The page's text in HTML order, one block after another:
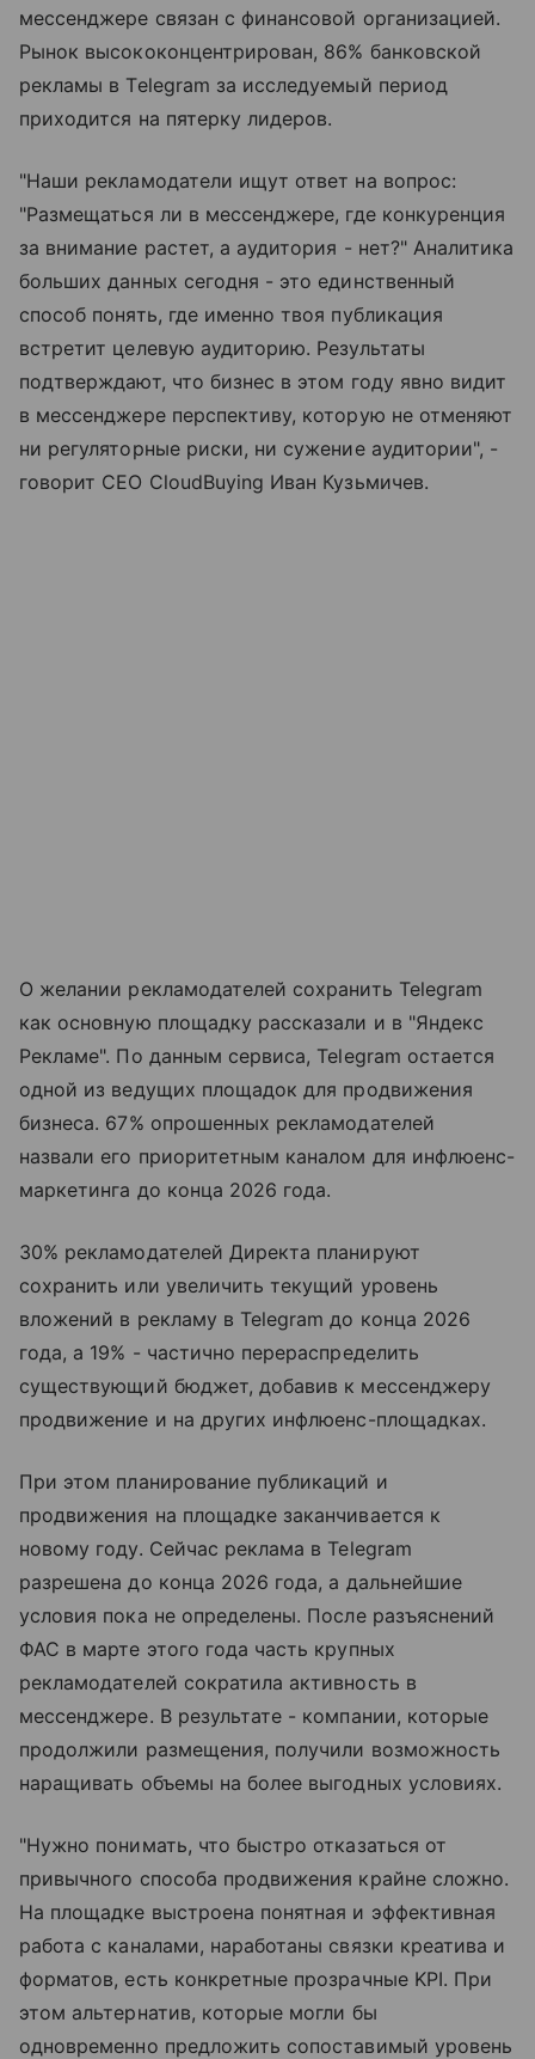
мессенджере связан с финансовой организацией.
Рынок высококонцентрирован, 86% банковской
рекламы в Telegram за исследуемый период
приходится на пятерку лидеров.
"Наши рекламодатели ищут ответ на вопрос:
"Размещаться ли в мессенджере, где конкуренция
за внимание растет, а аудитория - нет?" Аналитика
больших данных сегодня - это единственный
способ понять, где именно твоя публикация
встретит целевую аудиторию. Результаты
подтверждают, что бизнес в этом году явно видит
в мессенджере перспективу, которую не отменяют
ни регуляторные риски, ни сужение аудитории", -
говорит CEO CloudBuying Иван Кузьмичев.
О желании рекламодателей сохранить Telegram
как основную площадку рассказали и в "Яндекс
Рекламе". По данным сервиса, Telegram остается
одной из ведущих площадок для продвижения
бизнеса. 67% опрошенных рекламодателей
назвали его приоритетным каналом для инфлюенс-
маркетинга до конца 2026 года.
30% рекламодателей Директа планируют
сохранить или увеличить текущий уровень
вложений в рекламу в Telegram до конца 2026
года, а 19% - частично перераспределить
существующий бюджет, добавив к мессенджеру
продвижение и на других инфлюенс-площадках.
При этом планирование публикаций и
продвижения на площадке заканчивается к
новому году. Сейчас реклама в Telegram
разрешена до конца 2026 года, а дальнейшие
условия пока не определены. После разъяснений
ФАС в марте этого года часть крупных
рекламодателей сократила активность в
мессенджере. В результате - компании, которые
продолжили размещения, получили возможность
наращивать объемы на более выгодных условиях.
"Нужно понимать, что быстро отказаться от
привычного способа продвижения крайне сложно.
На площадке выстроена понятная и эффективная
работа с каналами, наработаны связки креатива и
форматов, есть конкретные прозрачные KPI. При
этом альтернатив, которые могли бы
одновременно предложить сопоставимый уровень